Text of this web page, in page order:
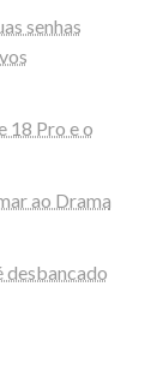
senhas
18 Pro e o
ao Drama
desbancado